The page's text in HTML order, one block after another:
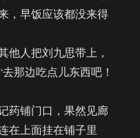
，早饭应该都没来得
人把刘九思带上，
那边吃点儿东西吧！
铺门口，果然见廊
在上面挂在铺子里